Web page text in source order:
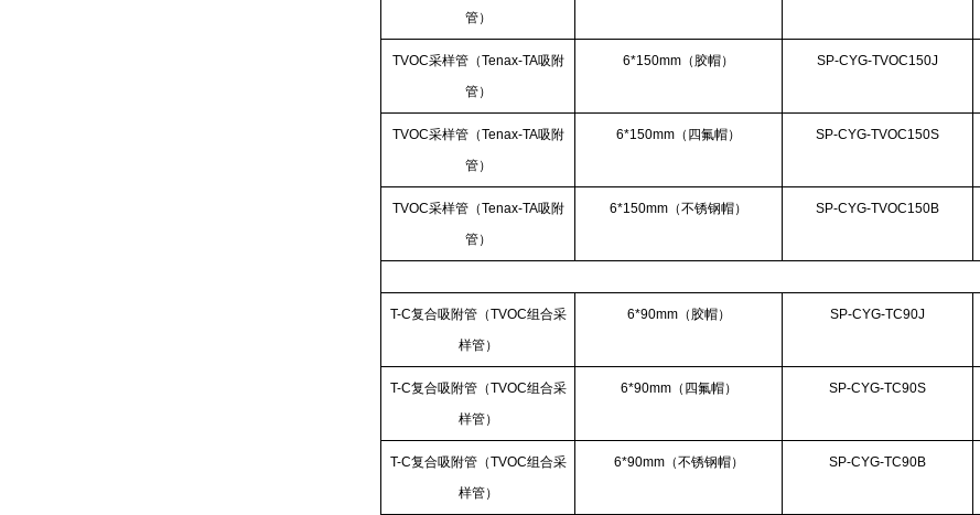
管）
TVOC采样管（Tenax-TA吸附
管）
6*150mm（胶帽） SP-CYG-TVOC150J
TVOC采样管（Tenax-TA吸附
管）
6*150mm（四氟帽） SP-CYG-TVOC150S
TVOC采样管（Tenax-TA吸附
管）
6*150mm（不锈钢帽） SP-CYG-TVOC150B
T-C复合吸附管（TVOC组合采
样管）
6*90mm（胶帽） SP-CYG-TC90J
T-C复合吸附管（TVOC组合采
样管）
6*90mm（四氟帽） SP-CYG-TC90S
T-C复合吸附管（TVOC组合采
样管）
6*90mm（不锈钢帽） SP-CYG-TC90B